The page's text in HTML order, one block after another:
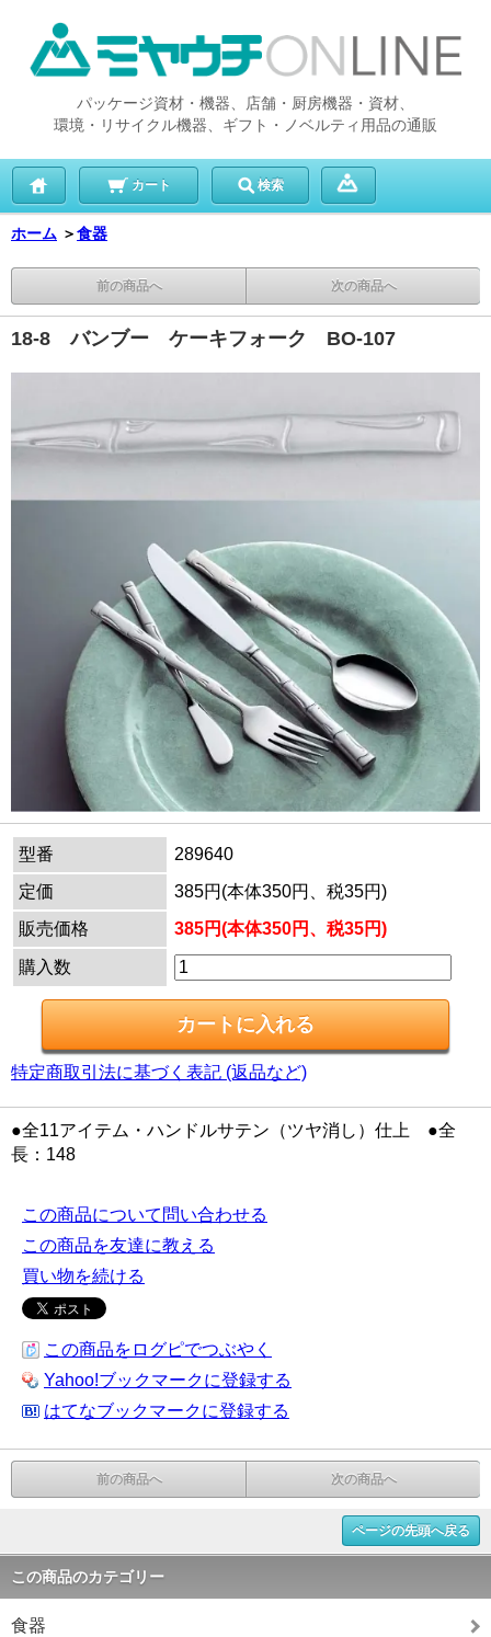
パッケージ資材・機器、店舗・厨房機器・資材、
環境・リサイクル機器、ギフト・ノベルティ用品の通販
カート 検索
ホーム ＞食器
前の商品へ 次の商品へ
18-8 バンブー ケーキフォーク BO-107
型番
289640
定価
385円(本体350円、税35円)
販売価格
385円(本体350円、税35円)
購入数
特定商取引法に基づく表記 (返品など)
●全11アイテム・ハンドルサテン（ツヤ消し）仕上 ●全
長：148
この商品について問い合わせる
この商品を友達に教える
買い物を続ける
この商品をログピでつぶやく
Yahoo!ブックマークに登録する
はてなブックマークに登録する
前の商品へ 次の商品へ
ページの先頭へ戻る
この商品のカテゴリー
食器